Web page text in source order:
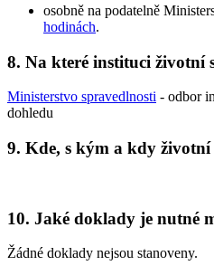
osobně na podatelně
hodinách.
8. Na které instituci životní
Ministerstvo spravedlnosti - odbor
dohledu
9. Kde, s kým a kdy životní
10. Jaké doklady je nutné
Žádné doklady nejsou stanoveny.